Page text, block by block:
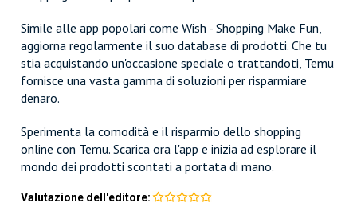
Simile alle app popolari come Wish - Shopping Make Fun,
aggiorna regolarmente il suo database di prodotti. Che tu
stia acquistando un'occasione speciale o trattandoti, Temu
fornisce una vasta gamma di soluzioni per risparmiare
denaro.
Sperimenta la comodità e il risparmio dello shopping
online con Temu. Scarica ora l'app e inizia ad esplorare il
mondo dei prodotti scontati a portata di mano.
Valutazione dell'editore: